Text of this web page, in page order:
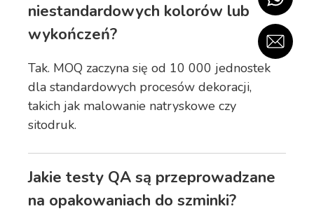
niestandardowych kolorów lub
wykończeń?
Tak. MOQ zaczyna się od 10 000 jednostek
dla standardowych procesów dekoracji,
takich jak malowanie natryskowe czy
sitodruk.
Jakie testy QA są przeprowadzane
na opakowaniach do szminki?